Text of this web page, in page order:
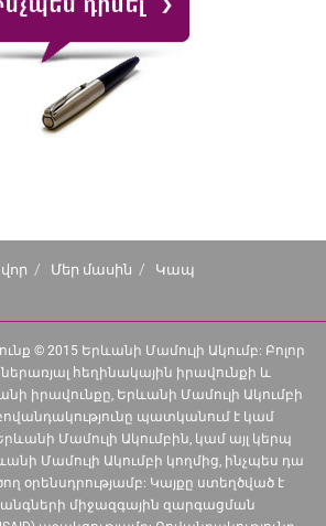
Մեր մասին Կապ
© 2015 Երևանի Մամուլի Ակումբ: Բոլոր
հեղինակային իրավունքի և
իրավունքը, Երևանի Մամուլի Ակումբի
պատկանում է կամ
Մամուլի Ակումբին, կամ այլ կերպ
Մամուլի Ակումբի կողմից, ինչպես դա
օրենսդրությամբ: Կայքը ստեղծված է
միջազգային զարգացման